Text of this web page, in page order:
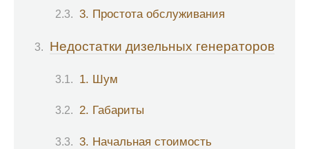
3. Простота обслуживания
Недостатки дизельных генераторов
1. Шум
2. Габариты
3. Начальная стоимость